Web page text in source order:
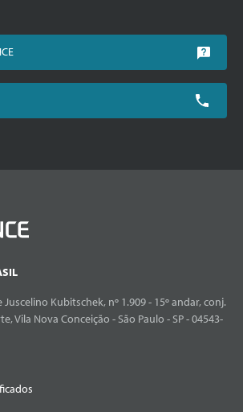
Juscelino Kubitschek, nº 1.909 - 15º andar, conj.
Vila Nova Conceição - São Paulo - SP - 04543-